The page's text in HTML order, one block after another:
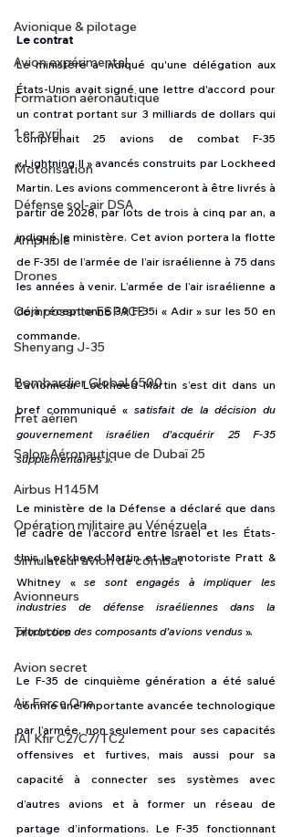
Avionique & pilotage
Avion expérimental
Formation aéronautique
1 er avril
Motorisation
Défense sol-air DSA
Amphibie
Drones
Composante ESPACE
Shenyang J-35
Bombardier Global 6500
Fret aérien
Salon Aéronautique de Dubaï 25
Airbus H145M
Opération militaire au Vénézuela
Simulateur avion de combat
Avionneurs
Tiltrotors
Avion secret
Air Force One
IAI Kfir C2/C7/TC2
Le contrat
Le ministère a indiqué qu'une délégation aux
États-Unis avait signé une lettre d'accord pour
un contrat portant sur 3 milliards de dollars qui
comprenait 25 avions de combat F-35
« Lightning II » avancés construits par Lockheed
Martin. Les avions commenceront à être livrés à
partir de 2028, par lots de trois à cinq par an, a
indiqué le ministère. Cet avion portera la flotte
de F-35I de l’armée de l’air israélienne à 75 dans
les années à venir. L’armée de l’air israélienne a
déjà réceptionné 39 F-35i « Adir » sur les 50 en
commande.
L’avionneur Lockheed Martin s’est dit dans un
bref communiqué « satisfait de la décision du
gouvernement israélien d’acquérir 25 F-35
supplémentaires ».
Le ministère de la Défense a déclaré que dans
le cadre de l’accord entre Israël et les États-
Unis, Lockheed Martin et le motoriste Pratt &
Whitney « se sont engagés à impliquer les
industries de défense israéliennes dans la
production des composants d’avions vendus ».
Le F-35 de cinquième génération a été salué
comme une importante avancée technologique
par l’armée, non seulement pour ses capacités
offensives et furtives, mais aussi pour sa
capacité à connecter ses systèmes avec
d’autres avions et à former un réseau de
partage d’informations. Le F-35 fonctionnant